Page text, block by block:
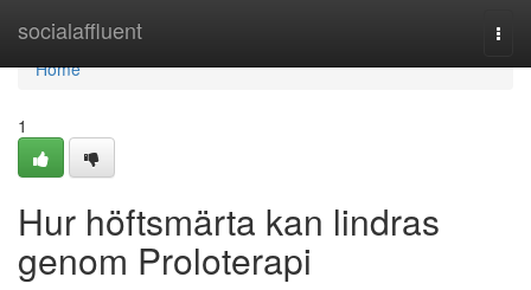
socialaffluent
Home
Home
1
Hur höftsmärta kan lindras
genom Proloterapi